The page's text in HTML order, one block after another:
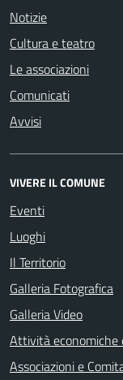
Notizie
Cultura e teatro
Le associazioni
Comunicati
Avvisi
VIVERE IL COMUNE
Eventi
Luoghi
Il Territorio
Galleria Fotografica
Galleria Video
Attività economiche
Associazioni e